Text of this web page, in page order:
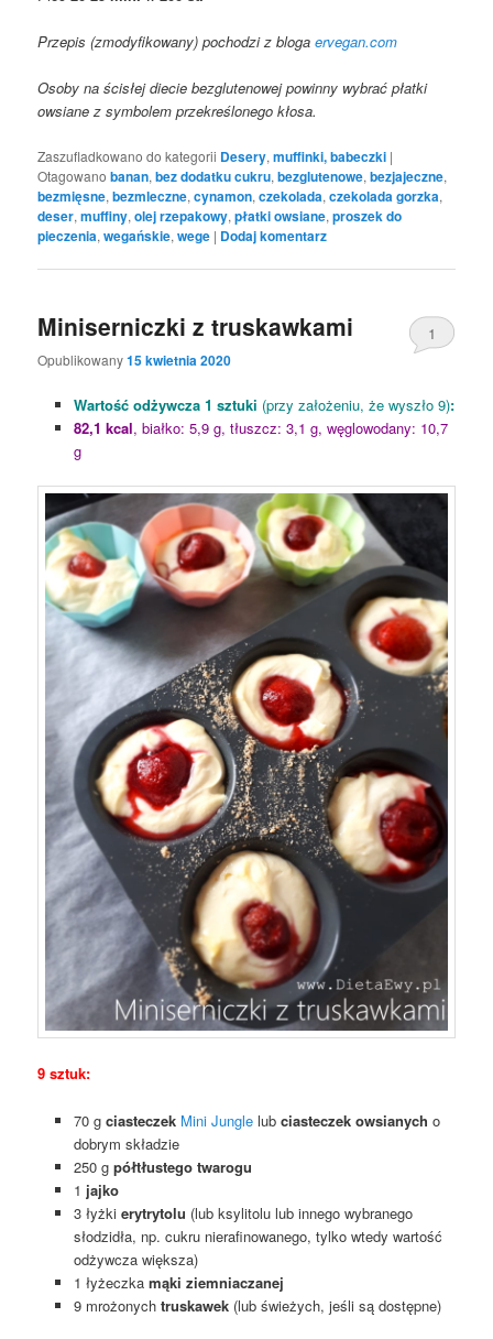
Przepis (zmodyfikowany) pochodzi z blogaervegan.com
Osoby na ścisłej diecie bezglutenowej powinny wybrać płatki
owsiane z symbolem przekreślonego kłosa.
Zaszufladkowano do kategorii Desery,muffinki, babeczki |
Otagowano banan,bez dodatku cukru,bezglutenowe,bezjajeczne,
bezmięsne,bezmleczne,cynamon,czekolada,czekolada gorzka,
deser,muffiny,olej rzepakowy,płatki owsiane,proszek do
pieczenia,wegańskie,wege | Dodaj komentarz
Miniserniczki z truskawkami
Opublikowany15 kwietnia 2020
1
Wartość odżywcza 1 sztuki (przy założeniu, że wyszło 9):
82,1 kcal, białko: 5,9 g, tłuszcz: 3,1 g, węglowodany: 10,7
g
9 sztuk:
70 g ciasteczek Mini Junglelub ciasteczek owsianych o
dobrym składzie
250 g półtłustego twarogu
1 jajko
3 łyżki erytrytolu (lub ksylitolu lub innego wybranego
słodzidła, np. cukru nierafinowanego, tylko wtedy wartość
odżywcza większa)
1 łyżeczkamąki ziemniaczanej
9 mrożonych truskawek(lub świeżych, jeśli są dostępne)